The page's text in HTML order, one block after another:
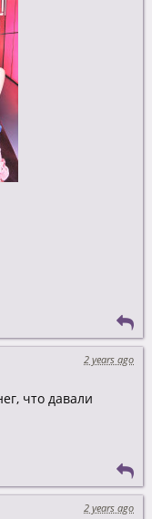
2 years ago
что давали
2 years ago